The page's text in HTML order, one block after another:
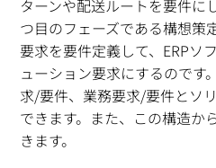
ターンや配送ルートを要件に
つ目のフェーズである構想策
要求を要件定義して、ERPソ
ューション要求にするのです
求/要件、業務要求/要件とソ
できます。また、この構造か
きます。